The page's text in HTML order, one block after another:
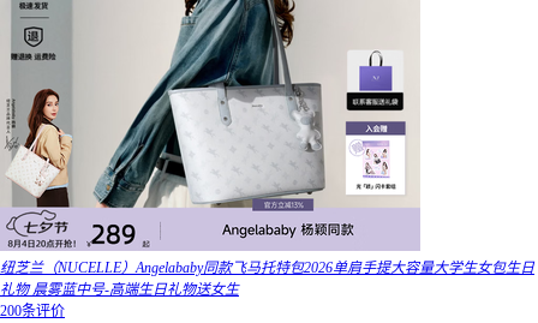
纽芝兰（NUCELLE）Angelababy同款飞马托特包2026单肩手提大容量大学生女包生日
礼物 晨雾蓝中号-高端生日礼物送女生
200条评价